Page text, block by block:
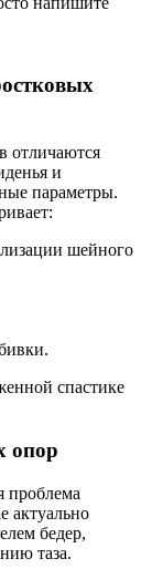
отличаются
и
параметры.
шейного
спастике
опор
проблема
актуально
бедер,
таза.